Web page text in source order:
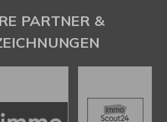
PARTNER &